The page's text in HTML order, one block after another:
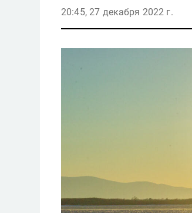
20:45, 27 декабря 2022 г.